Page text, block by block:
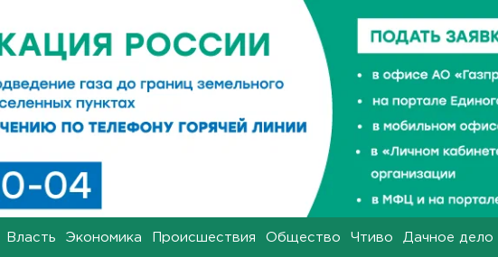
Власть Экономика Происшествия Общество Чтиво Дачное дело